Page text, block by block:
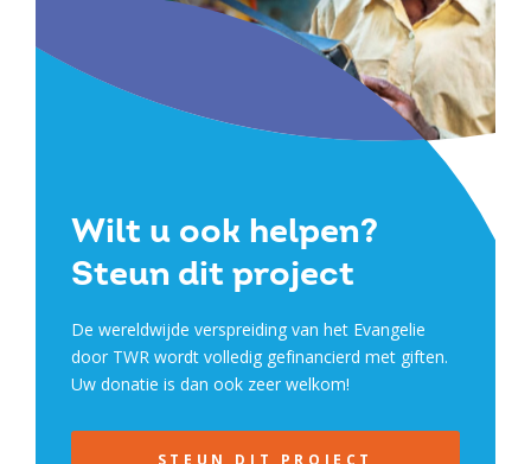
Wilt u ook helpen?
Steun dit project
De wereldwijde verspreiding van het Evangelie
door TWR wordt volledig gefinancierd met giften.
Uw donatie is dan ook zeer welkom!
STEUN DIT PROJECT